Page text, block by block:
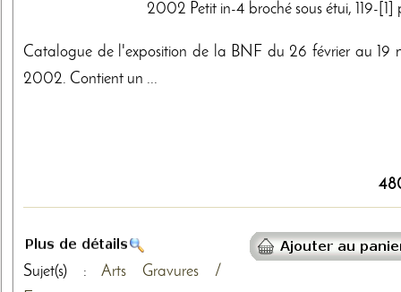
2002 Petit in-4 broché sous étui, 119-[1]
Catalogue de l'exposition de la BNF du 26 février au 19
2002. Contient un ...
Sujet(s) :Arts
Gravures /